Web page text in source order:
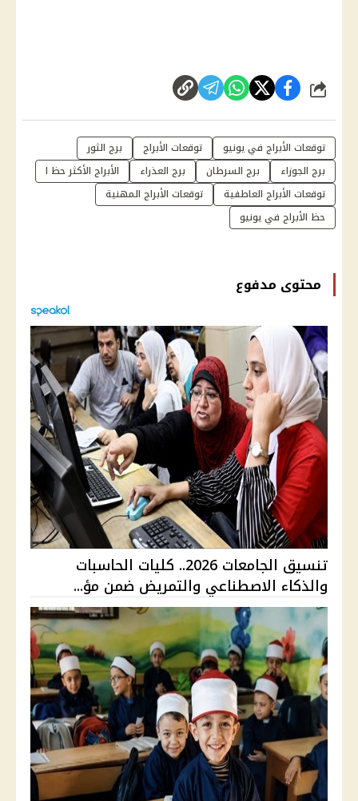
شارك
توقعات الأبراج في يونيو توقعات الأبراج
برج الثور
برج الجوزاء
برج السرطان برج العذراء
الأبراج الأكثر حظ ا
توقعات الأبراج العاطفية
توقعات الأبراج المهنية
حظ الأبراج في يونيو
محتوى مدفوع
تنسيق الجامعات 2026.. كليات الحاسبات
والذكاء الاصطناعي والتمريض ضمن مؤ...